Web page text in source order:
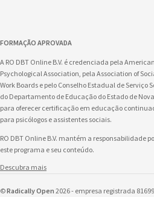
FORMAÇÃO APROVADA
A RO DBT Online B.V. é credenciada pela American
Psychological Association, pela Association of
Work Boards e pelo Conselho Estadual de Serviço
do Departamento de Educação do Estado de
para oferecer certificação em educação
para psicólogos e assistentes sociais.
RO DBT Online B.V. mantém a responsabilidade
este programa e seu conteúdo.
Descubra mais
©Radically Open 2026 - empresa registrada